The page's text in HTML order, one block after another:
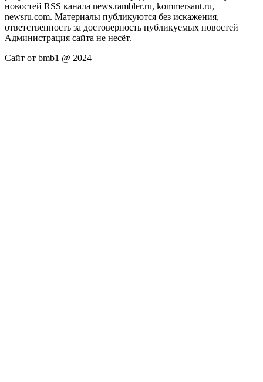
новостей RSS канала news.rambler.ru, kommersant.ru,
newsru.com. Материалы публикуются без искажения,
ответственность за достоверность публикуемых новостей
Администрация сайта не несёт.
Сайт от bmb1 @ 2024